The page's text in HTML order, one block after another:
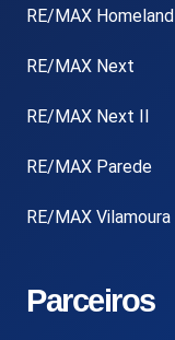
RE/MAX Homeland
RE/MAX Next
RE/MAX Next II
RE/MAX Parede
RE/MAX Vilamoura
Parceiros